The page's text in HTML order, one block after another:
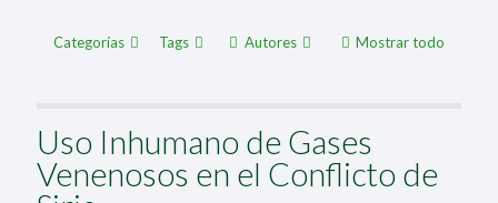
Categorías Tags Autores Mostrar todo
Uso Inhumano de Gases
Venenosos en el Conflicto de